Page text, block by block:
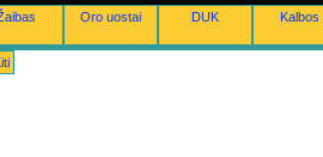
Oro uostai DUK Kalbos